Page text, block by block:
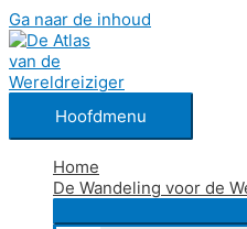
Ga naar de inhoud
Hoofdmenu
Home
De Wandeling voor de